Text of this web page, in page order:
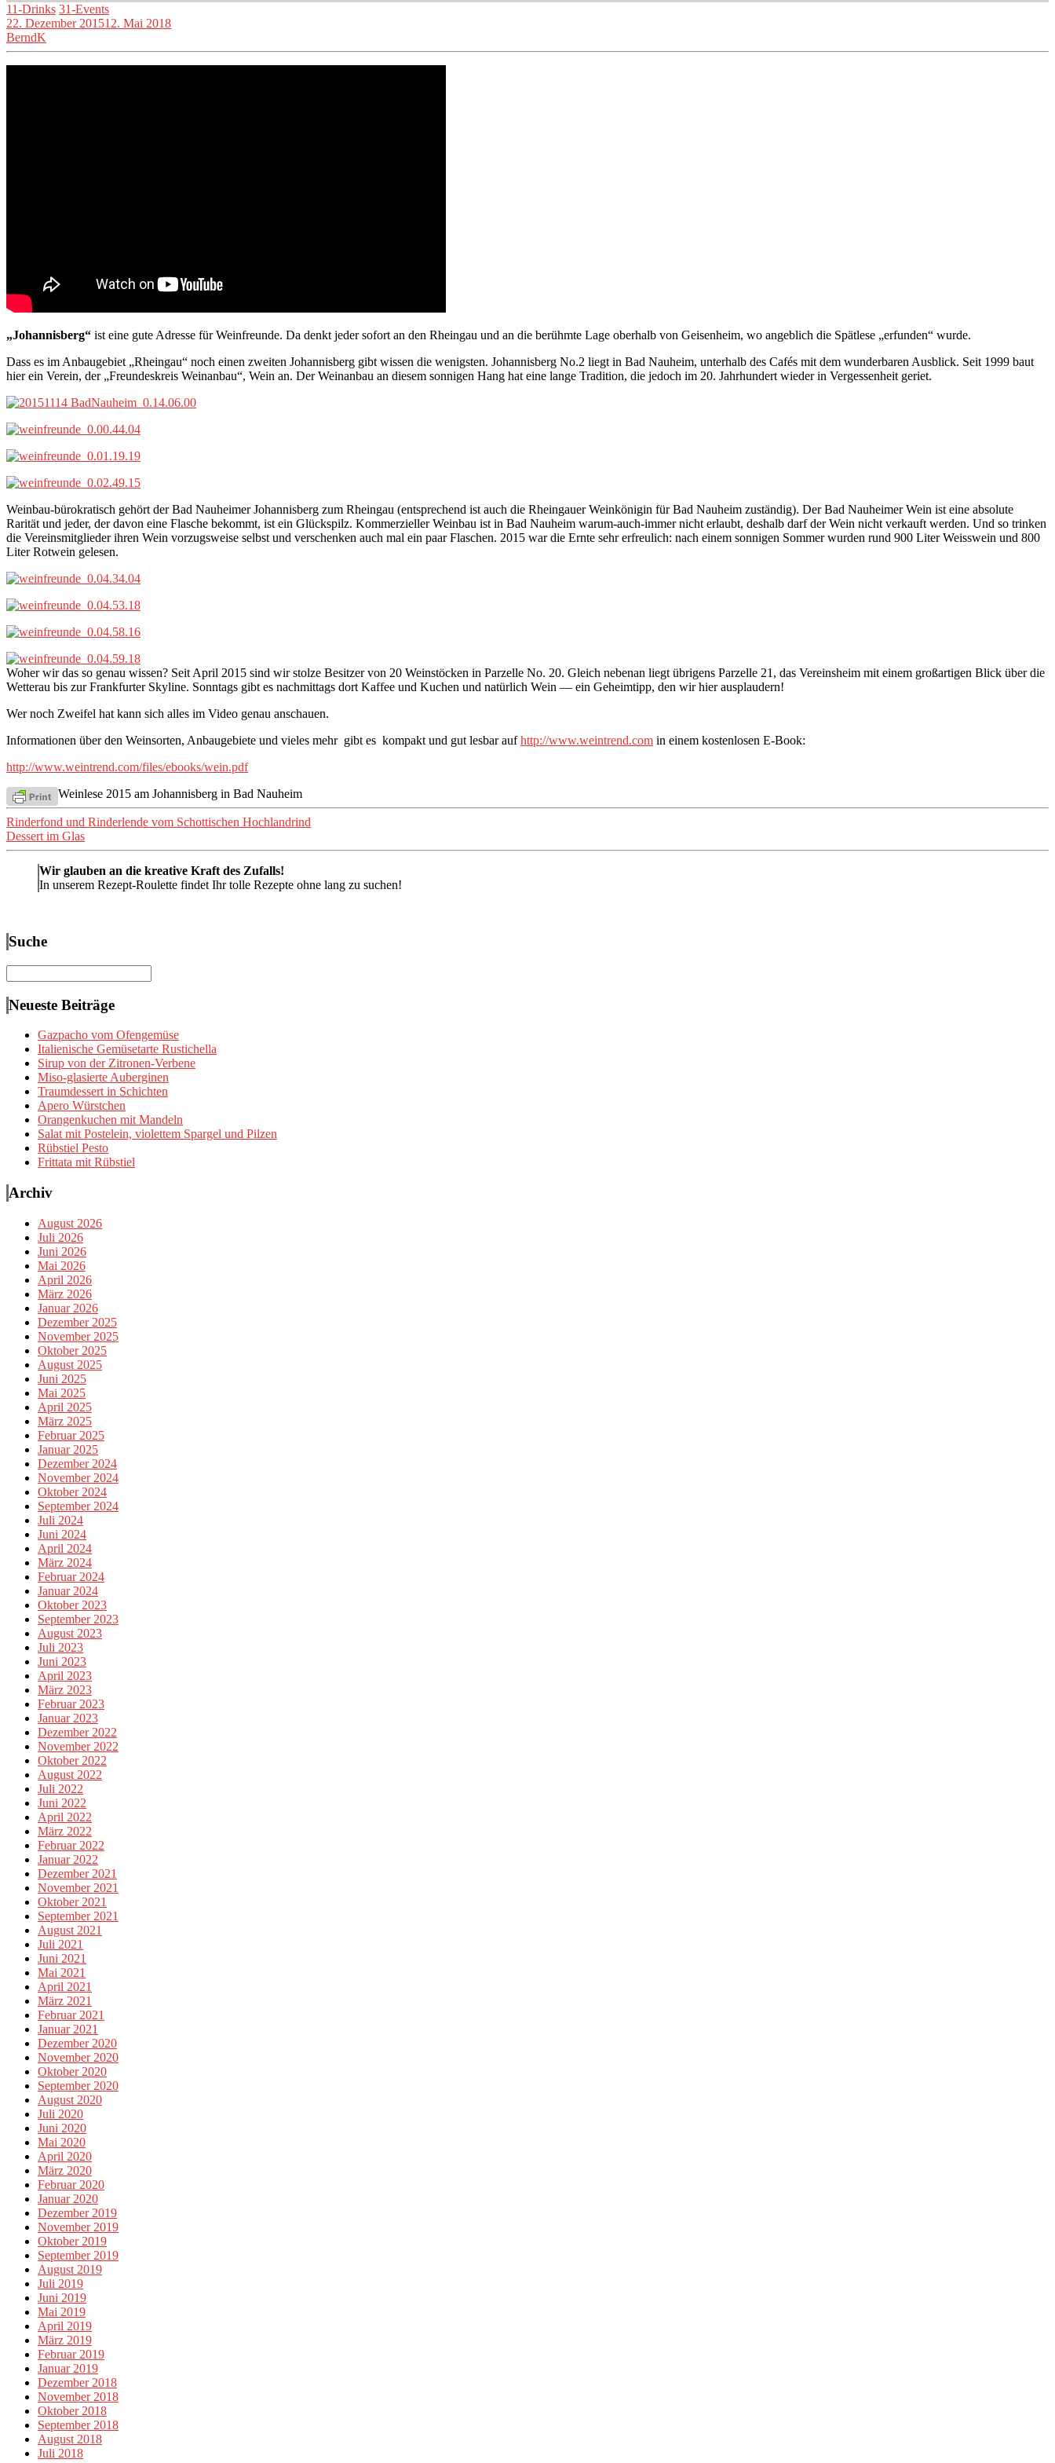
11-Drinks 31-Events
22. Dezember 201512. Mai 2018
BerndK
„Johannisberg“ ist eine gute Adresse für Weinfreunde. Da denkt jeder sofort an den Rheingau und an die berühmte Lage oberhalb von Geisenheim, wo angeblich die Spätlese „erfunden“ wurde.
Dass es im Anbaugebiet „Rheingau“ noch einen zweiten Johannisberg gibt wissen die wenigsten. Johannisberg No.2 liegt in Bad Nauheim, unterhalb des Cafés mit dem wunderbaren Ausblick. Seit 1999 baut
hier ein Verein, der „Freundeskreis Weinanbau“, Wein an. Der Weinanbau an diesem sonnigen Hang hat eine lange Tradition, die jedoch im 20. Jahrhundert wieder in Vergessenheit geriet.
Weinbau-bürokratisch gehört der Bad Nauheimer Johannisberg zum Rheingau (entsprechend ist auch die Rheingauer Weinkönigin für Bad Nauheim zuständig). Der Bad Nauheimer Wein ist eine absolute
Rarität und jeder, der davon eine Flasche bekommt, ist ein Glückspilz. Kommerzieller Weinbau ist in Bad Nauheim warum-auch-immer nicht erlaubt, deshalb darf der Wein nicht verkauft werden. Und so trinken
die Vereinsmitglieder ihren Wein vorzugsweise selbst und verschenken auch mal ein paar Flaschen. 2015 war die Ernte sehr erfreulich: nach einem sonnigen Sommer wurden rund 900 Liter Weisswein und 800
Liter Rotwein gelesen.
Woher wir das so genau wissen? Seit April 2015 sind wir stolze Besitzer von 20 Weinstöcken in Parzelle No. 20. Gleich nebenan liegt übrigens Parzelle 21, das Vereinsheim mit einem großartigen Blick über die
Wetterau bis zur Frankfurter Skyline. Sonntags gibt es nachmittags dort Kaffee und Kuchen und natürlich Wein — ein Geheimtipp, den wir hier ausplaudern!
Wer noch Zweifel hat kann sich alles im Video genau anschauen.
Informationen über den Weinsorten, Anbaugebiete und vieles mehr gibt es kompakt und gut lesbar aufhttp://www.weintrend.com in einem kostenlosen E-Book:
http://www.weintrend.com/files/ebooks/wein.pdf
Weinlese 2015 am Johannisberg in Bad Nauheim
Beitragsnavigation
Rinderfond und Rinderlende vom Schottischen Hochlandrind
Dessert im Glas
Wir glauben an die kreative Kraft des Zufalls!
In unserem Rezept-Roulette findet Ihr tolle Rezepte ohne lang zu suchen!
Suche
nach:
Neueste Beiträge
Gazpacho vom Ofengemüse
Italienische Gemüsetarte Rustichella
Sirup von der Zitronen-Verbene
Miso-glasierte Auberginen
Traumdessert in Schichten
Apero Würstchen
Orangenkuchen mit Mandeln
Salat mit Postelein, violettem Spargel und Pilzen
Rübstiel Pesto
Frittata mit Rübstiel
Archiv
August 2026
Juli 2026
Juni 2026
Mai 2026
April 2026
März 2026
Januar 2026
Dezember 2025
November 2025
Oktober 2025
August 2025
Juni 2025
Mai 2025
April 2025
März 2025
Februar 2025
Januar 2025
Dezember 2024
November 2024
Oktober 2024
September 2024
Juli 2024
Juni 2024
April 2024
März 2024
Februar 2024
Januar 2024
Oktober 2023
September 2023
August 2023
Juli 2023
Juni 2023
April 2023
März 2023
Februar 2023
Januar 2023
Dezember 2022
November 2022
Oktober 2022
August 2022
Juli 2022
Juni 2022
April 2022
März 2022
Februar 2022
Januar 2022
Dezember 2021
November 2021
Oktober 2021
September 2021
August 2021
Juli 2021
Juni 2021
Mai 2021
April 2021
März 2021
Februar 2021
Januar 2021
Dezember 2020
November 2020
Oktober 2020
September 2020
August 2020
Juli 2020
Juni 2020
Mai 2020
April 2020
März 2020
Februar 2020
Januar 2020
Dezember 2019
November 2019
Oktober 2019
September 2019
August 2019
Juli 2019
Juni 2019
Mai 2019
April 2019
März 2019
Februar 2019
Januar 2019
Dezember 2018
November 2018
Oktober 2018
September 2018
August 2018
Juli 2018